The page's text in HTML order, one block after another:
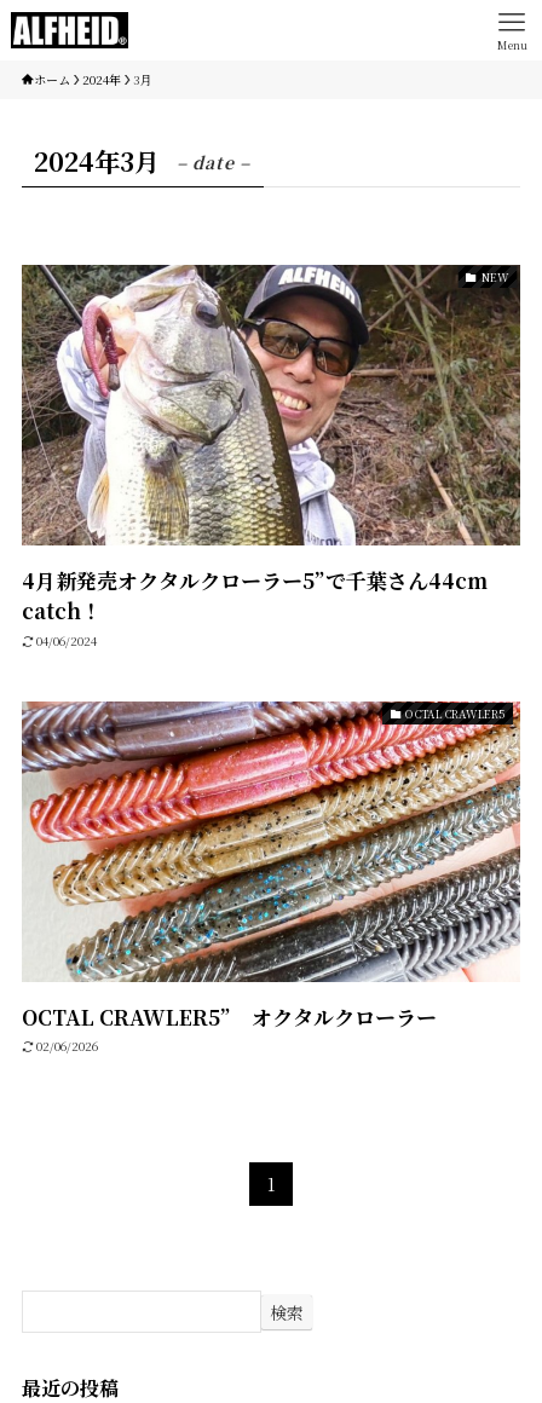
Menu
ホーム 2024年 3月
2024年3月 – date –
NEW
4月新発売オクタルクローラー5”で千葉さん44cm
catch！
04/06/2024
OCTAL CRAWLER5
OCTAL CRAWLER5” オクタルクローラー
02/06/2026
1
検索
最近の投稿